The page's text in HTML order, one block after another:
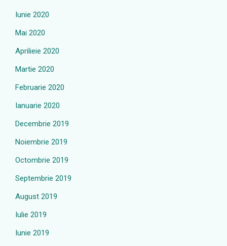
Iunie 2020
Mai 2020
Aprilieie 2020
Martie 2020
Februarie 2020
Ianuarie 2020
Decembrie 2019
Noiembrie 2019
Octombrie 2019
Septembrie 2019
August 2019
Iulie 2019
Iunie 2019